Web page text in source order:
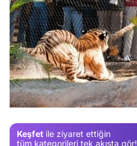
Keşfet ile ziyaret ettiğin
tüm kategorileri tek akışta gör!